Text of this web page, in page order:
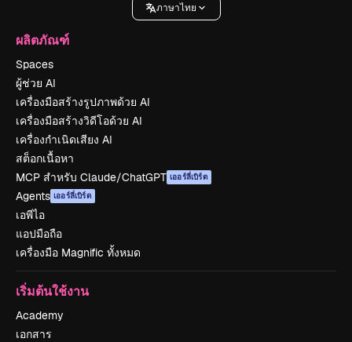
ภาษาไทย
ผลิตภัณฑ์
Spaces
ผู้ช่วย AI
เครื่องมือสร้างรูปภาพด้วย AI
เครื่องมือสร้างวิดีโอด้วย AI
เครื่องกำเนิดเสียง AI
สต็อกเนื้อหา
MCP สำหรับ Claude/ChatGPT เออร์ลี่เบิร์ด
Agents เออร์ลี่เบิร์ด
เอพีไอ
แอปมือถือ
เครื่องมือ Magnific ทั้งหมด
เริ่มต้นใช้งาน
Academy
เอกสาร